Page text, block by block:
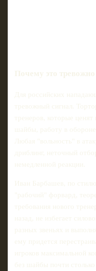
Почему это
Для российских
тревожный сигнал.
тренеров, которые
шайбы, работу в
Любая "вольность" в
дриблинг, неточный
немедленной реакции.
Иван Барбашев, по стилю
"рабочий" форвард,
требования нового
назад, не избегает
разных звеньях и
ему придется
игроков максимальной
без шайбы почти